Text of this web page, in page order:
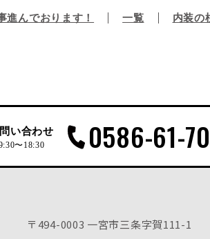
進んでおります！ 一覧 内装の
い合わせ
〜18:30 0586-61-
〒494-0003 一宮市三条字賀111-1